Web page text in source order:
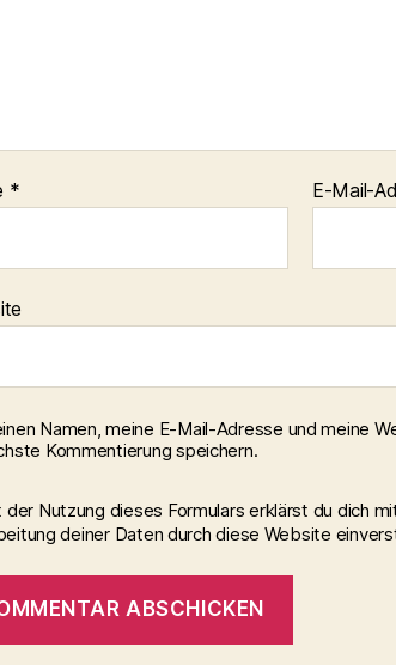
* E-Mail-
Namen, meine E-Mail-Adresse und meine
Kommentierung speichern.
der Nutzung dieses Formulars erklärst du dich
deiner Daten durch diese Website